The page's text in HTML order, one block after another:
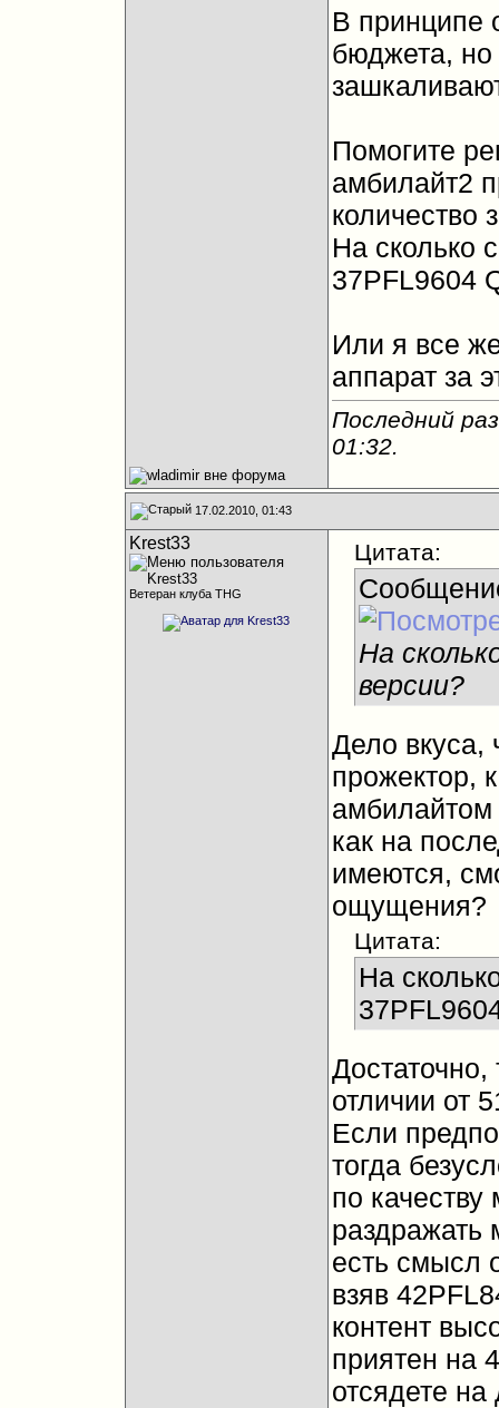
В принципе
бюджета,
Помогите
амбилайт2
количество
На сколько
37PFL9604
Или я все
аппарат за
Последний
01:32.
17.02.2010, 01:43
Krest33
Ветеран клуба THG
Цитата:
На
версии?
Дело
прожектор,
амбилайтом
как на
имеются,
ощущения?
Цитата:
На
отличии от
Если
тогда
по
раздражать
есть смысл
взяв
контент
приятен на
отсядете